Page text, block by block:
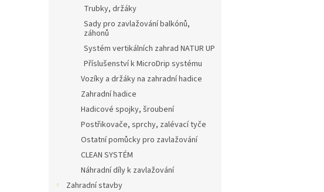
Trubky, držáky
Sady pro zavlažování balkónů,
záhonů
Systém vertikálních zahrad NATUR UP
Příslušenství k MicroDrip systému
Vozíky a držáky na zahradní hadice
Zahradní hadice
Hadicové spojky, šroubení
Postřikovače, sprchy, zalévací tyče
Ostatní pomůcky pro zavlažování
CLEAN SYSTÉM
Náhradní díly k zavlažování
Zahradní stavby